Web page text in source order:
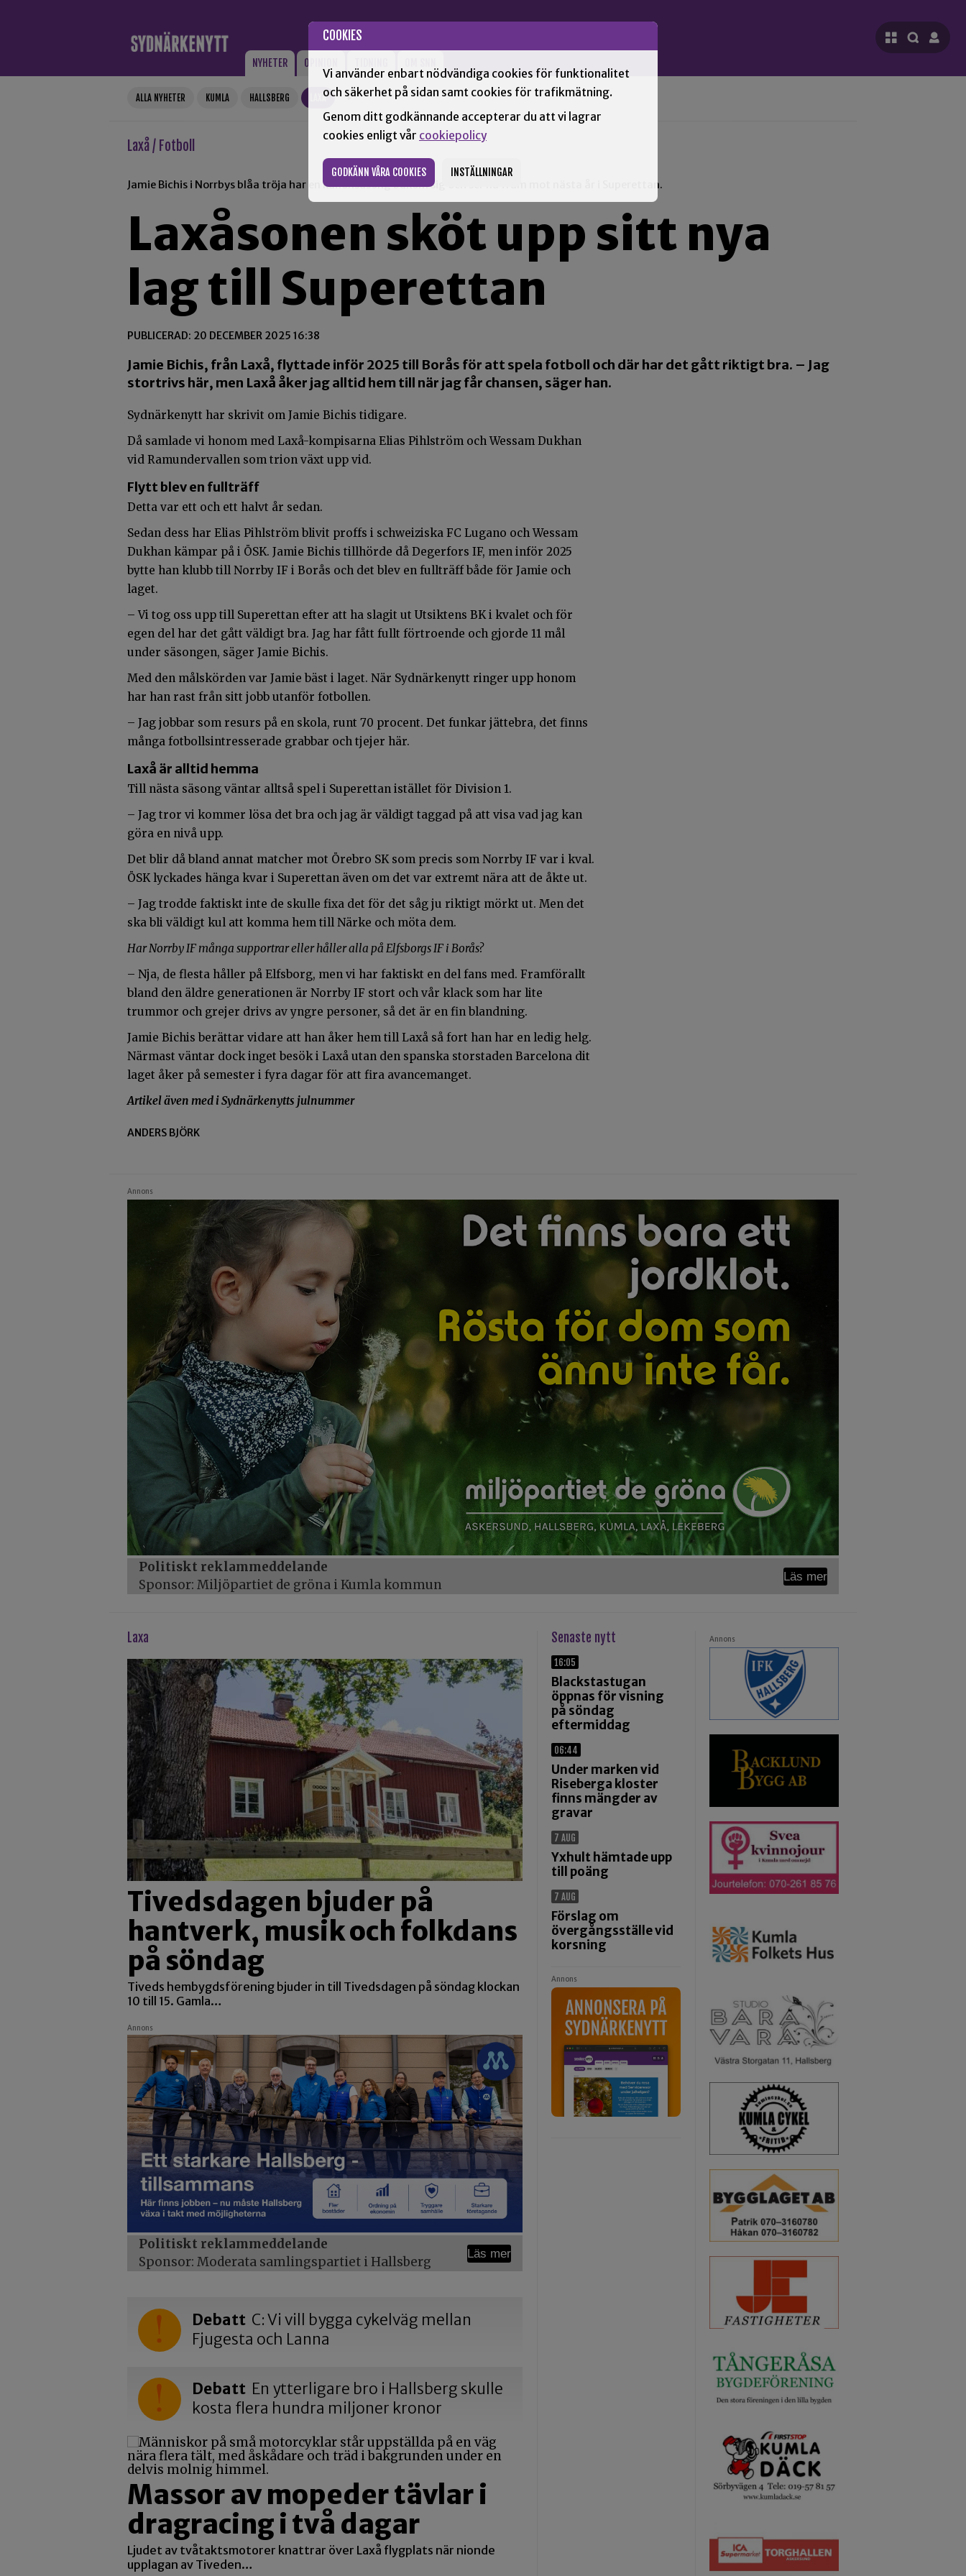
COOKIES
Vi använder enbart nödvändiga cookies för funktionalitet
och säkerhet på sidan samt cookies för trafikmätning.
Genom ditt godkännande accepterar du att vi lagrar
cookies enligt vår cookiepolicy
GODKÄNN VÅRA COOKIES INSTÄLLNINGAR
NYHETER OPINION
ALLA NYHETER KUMLA HALLSBERG LAXÅ +
Laxå / Fotboll
Jamie Bichis i Norrbys blåa tröja har en kanonsäsong bakom sig och ser nu fram mot nästa år i Superettan.
Laxåsonen sköt upp sitt nya
lag till Superettan
PUBLICERAD: 20 DECEMBER 2025 16:38
Jamie Bichis, från Laxå, flyttade inför 2025 till Borås för att spela fotboll och där har det gått riktigt bra. – Jag
stortrivs här, men Laxå åker jag alltid hem till när jag får chansen, säger han.
Sydnärkenytt har skrivit om Jamie Bichis tidigare.
Då samlade vi honom med Laxå-kompisarna Elias Pihlström och Wessam Dukhan
vid Ramundervallen som trion växt upp vid.
Flytt blev en fullträff
Detta var ett och ett halvt år sedan.
Sedan dess har Elias Pihlström blivit proffs i schweiziska FC Lugano och Wessam
Dukhan kämpar på i ÖSK. Jamie Bichis tillhörde då Degerfors IF, men inför 2025
bytte han klubb till Norrby IF i Borås och det blev en fullträff både för Jamie och
laget.
– Vi tog oss upp till Superettan efter att ha slagit ut Utsiktens BK i kvalet och för
egen del har det gått väldigt bra. Jag har fått fullt förtroende och gjorde 11 mål
under säsongen, säger Jamie Bichis.
Med den målskörden var Jamie bäst i laget. När Sydnärkenytt ringer upp honom
har han rast från sitt jobb utanför fotbollen.
– Jag jobbar som resurs på en skola, runt 70 procent. Det funkar jättebra, det finns
många fotbollsintresserade grabbar och tjejer här.
Laxå är alltid hemma
Till nästa säsong väntar alltså spel i Superettan istället för Division 1.
– Jag tror vi kommer lösa det bra och jag är väldigt taggad på att visa vad jag kan
göra en nivå upp.
Det blir då bland annat matcher mot Örebro SK som precis som Norrby IF var i kval.
ÖSK lyckades hänga kvar i Superettan även om det var extremt nära att de åkte ut.
– Jag trodde faktiskt inte de skulle fixa det för det såg ju riktigt mörkt ut. Men det
ska bli väldigt kul att komma hem till Närke och möta dem.
Har Norrby IF många supportrar eller håller alla på Elfsborgs IF i Borås?
– Nja, de flesta håller på Elfsborg, men vi har faktiskt en del fans med. Framförallt
bland den äldre generationen är Norrby IF stort och vår klack som har lite
trummor och grejer drivs av yngre personer, så det är en fin blandning.
Jamie Bichis berättar vidare att han åker hem till Laxå så fort han har en ledig helg.
Närmast väntar dock inget besök i Laxå utan den spanska storstaden Barcelona dit
laget åker på semester i fyra dagar för att fira avancemanget.
Artikel även med i Sydnärkenytts julnummer
ANDERS BJÖRK
Annons
Politiskt reklammeddelande
Sponsor: Miljöpartiet de gröna i Kumla kommun
Läs mer
laxa
Tivedsdagen bjuder på
hantverk, musik och folkdans
på söndag
Tiveds hembygdsförening bjuder in till Tivedsdagen på söndag klockan
10 till 15. Gamla…
Annons
Politiskt reklammeddelande
Sponsor: Moderata samlingspartiet i Hallsberg
Läs mer
Debatt C: Vi vill bygga cykelväg mellan
Fjugesta och Lanna
Debatt En ytterligare bro i Hallsberg skulle
kosta flera hundra miljoner kronor
Massor av mopeder tävlar i
dragracing i två dagar
Ljudet av tvåtaktsmotorer knattrar över Laxå flygplats när nionde
upplagan av Tiveden…
Senaste nytt
16:05
Blackstastugan
öppnas för visning
på söndag
eftermiddag
06:44
Under marken vid
Riseberga kloster
finns mängder av
gravar
7 AUG
Yxhult hämtade upp
till poäng
7 AUG
Förslag om
övergångsställe vid
korsning
Annons
Annons